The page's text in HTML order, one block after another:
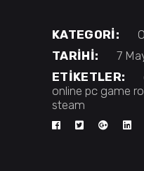
KATEGORI:
TARIHI:
7
ETIKETLER:
online pc game
steam